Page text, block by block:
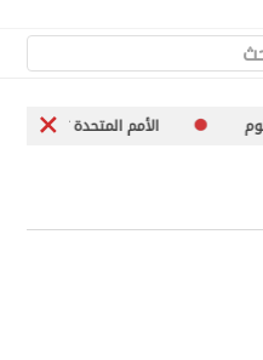
الأمم المتحدة تعرب عن قلقها إزاء